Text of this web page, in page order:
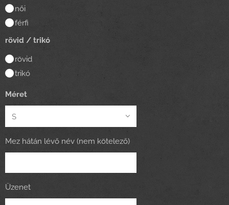
női
férfi
rövid / trikó
rövid
trikó
Méret
Mez hátán lévő név (nem kötelező)
Üzenet